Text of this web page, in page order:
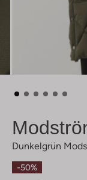
Dunkelgrün
-50%